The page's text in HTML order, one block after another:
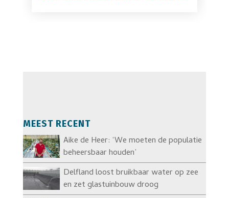
MEEST RECENT
Aike de Heer: ‘We moeten de populatie
beheersbaar houden’
Delfland loost bruikbaar water op zee
en zet glastuinbouw droog